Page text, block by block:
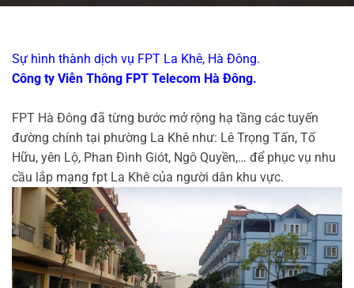
Sự hình thành dịch vụ FPT La Khê, Hà Đông.
Công ty Viễn Thông FPT Telecom Hà Đông.
FPT Hà Đông đã từng bước mở rộng hạ tầng các tuyến
đường chính tại phường La Khê như: Lê Trọng Tấn, Tố
Hữu, yên Lộ, Phan Đình Giót, Ngô Quyền,… để phục vụ nhu
cầu lắp mạng fpt La Khê của người dân khu vực.